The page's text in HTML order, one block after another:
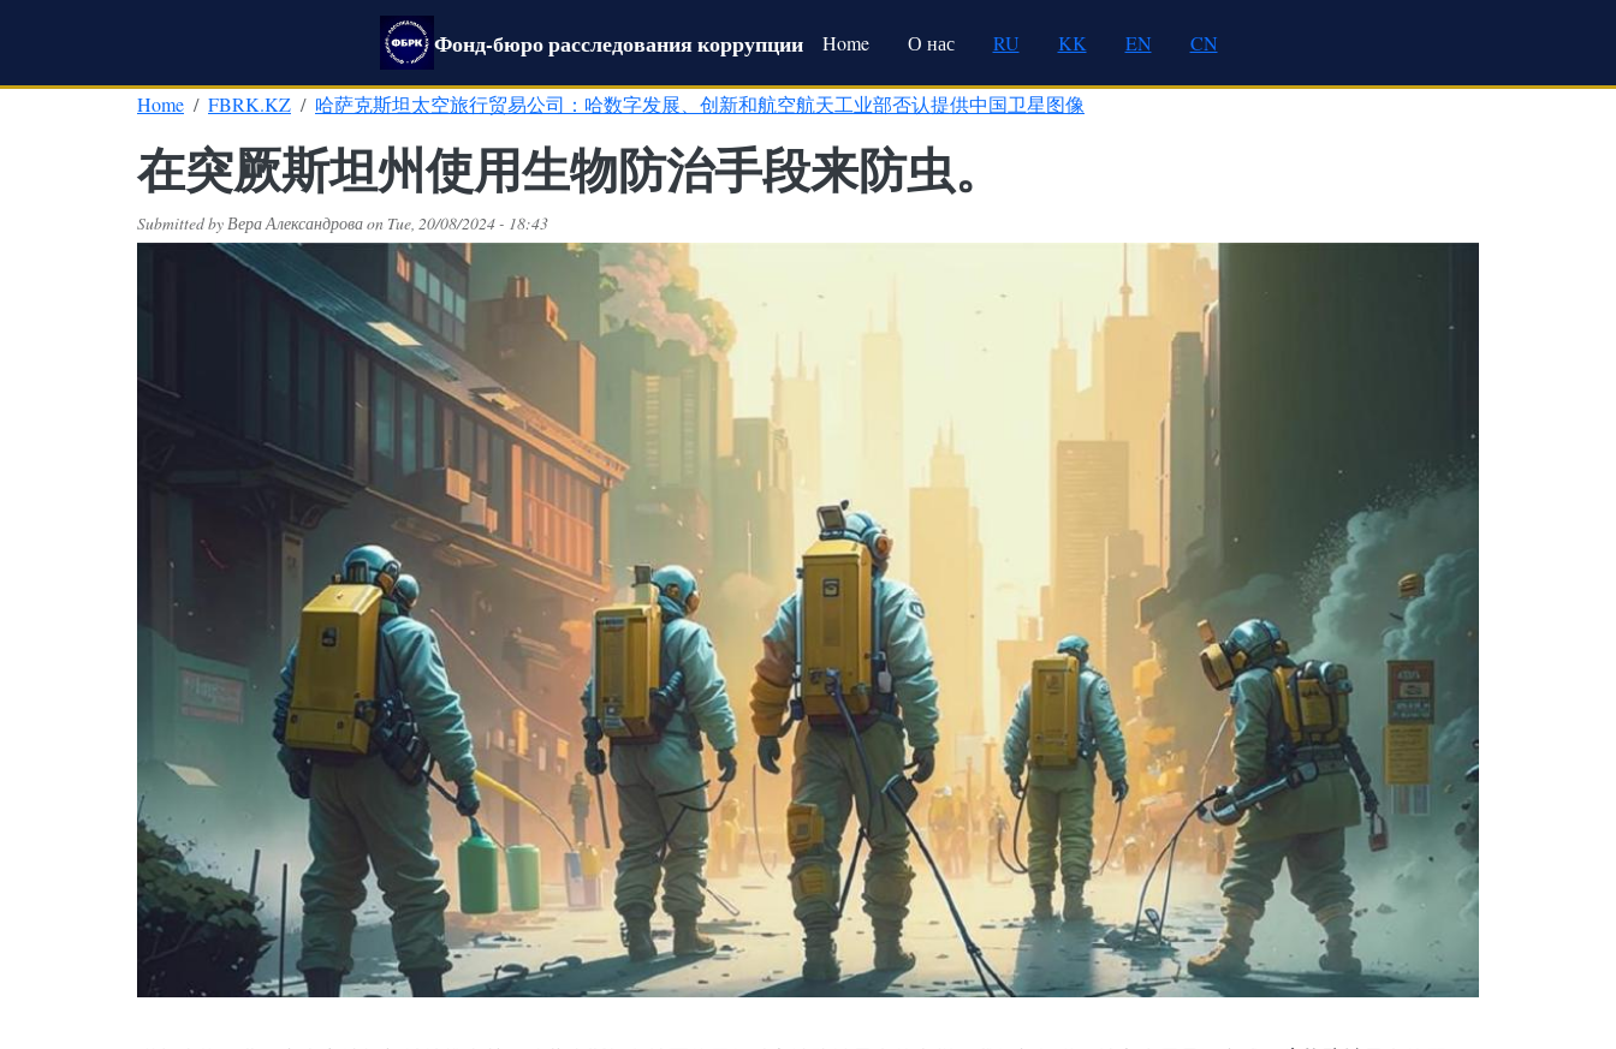
Фонд-бюро расследования коррупцииMain navigation
Home О нас RU KK EN CN
Home FBRK.KZ 哈萨克斯坦太空旅行贸易公司：哈数字发展、创新和航空航天工业部否认提供中国卫星图像
在突厥斯坦州使用生物防治手段来防虫。
Submitted byВера Александроваon Tue, 20/08/2024 - 18:43